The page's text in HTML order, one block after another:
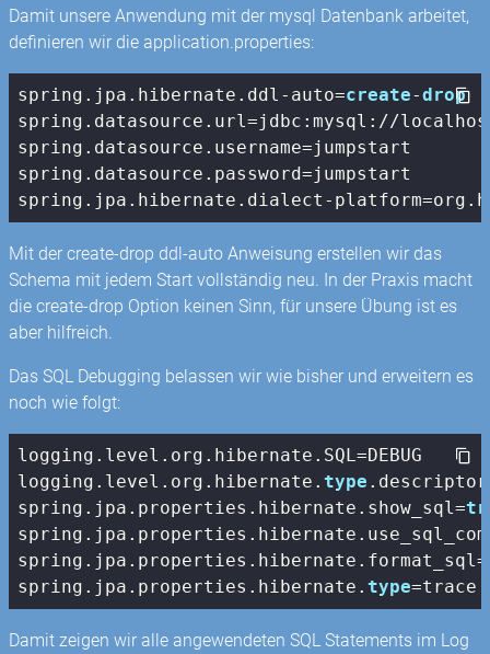
Damit unsere Anwendung mit der mysql Datenbank arbeitet,
definieren wir die application.properties:
spring.jpa.hibernate.ddl-auto=create-drop
spring.datasource.url=jdbc:mysql://
spring.datasource.username=jumpstart
spring.datasource.password=jumpstart
spring.jpa.hibernate.dialect-
Mit der create-drop ddl-auto Anweisung erstellen wir das
Schema mit jedem Start vollständig neu. In der Praxis macht
die create-drop Option keinen Sinn, für unsere Übung ist es
aber hilfreich.
Das SQL Debugging belassen wir wie bisher und erweitern es
noch wie folgt:
logging.level.org.hibernate.SQL=DEBUG
logging.level.org.hibernate.type
spring.jpa.properties.hibernate.show_sql=
spring.jpa.properties.hibernate.format_sql=
spring.jpa.properties.hibernate.type=trace
Damit zeigen wir alle angewendeten SQL Statements im Log